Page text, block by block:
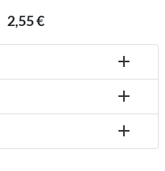
2,55 €